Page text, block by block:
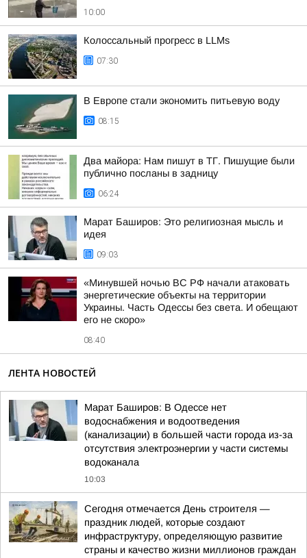
10:00
Колоссальный прогресс в LLMs
07:30
В Европе стали экономить питьевую воду
08:15
Два майора: Нам пишут в ТГ. Пишущие были
публично посланы в задницу
06:24
Марат Баширов: Это религиозная мысль и
идея
09:03
«Минувшей ночью ВС РФ начали атаковать
энергетические объекты на территории
Украины. Часть Одессы без света. И обещают
его не скоро»
08:40
ЛЕНТА НОВОСТЕЙ
Марат Баширов: В Одессе нет
водоснабжения и водоотведения
(канализации) в большей части города из-за
отсутствия электроэнергии у части системы
водоканала
10:03
Сегодня отмечается День строителя —
праздник людей, которые создают
инфраструктуру, определяющую развитие
страны и качество жизни миллионов граждан